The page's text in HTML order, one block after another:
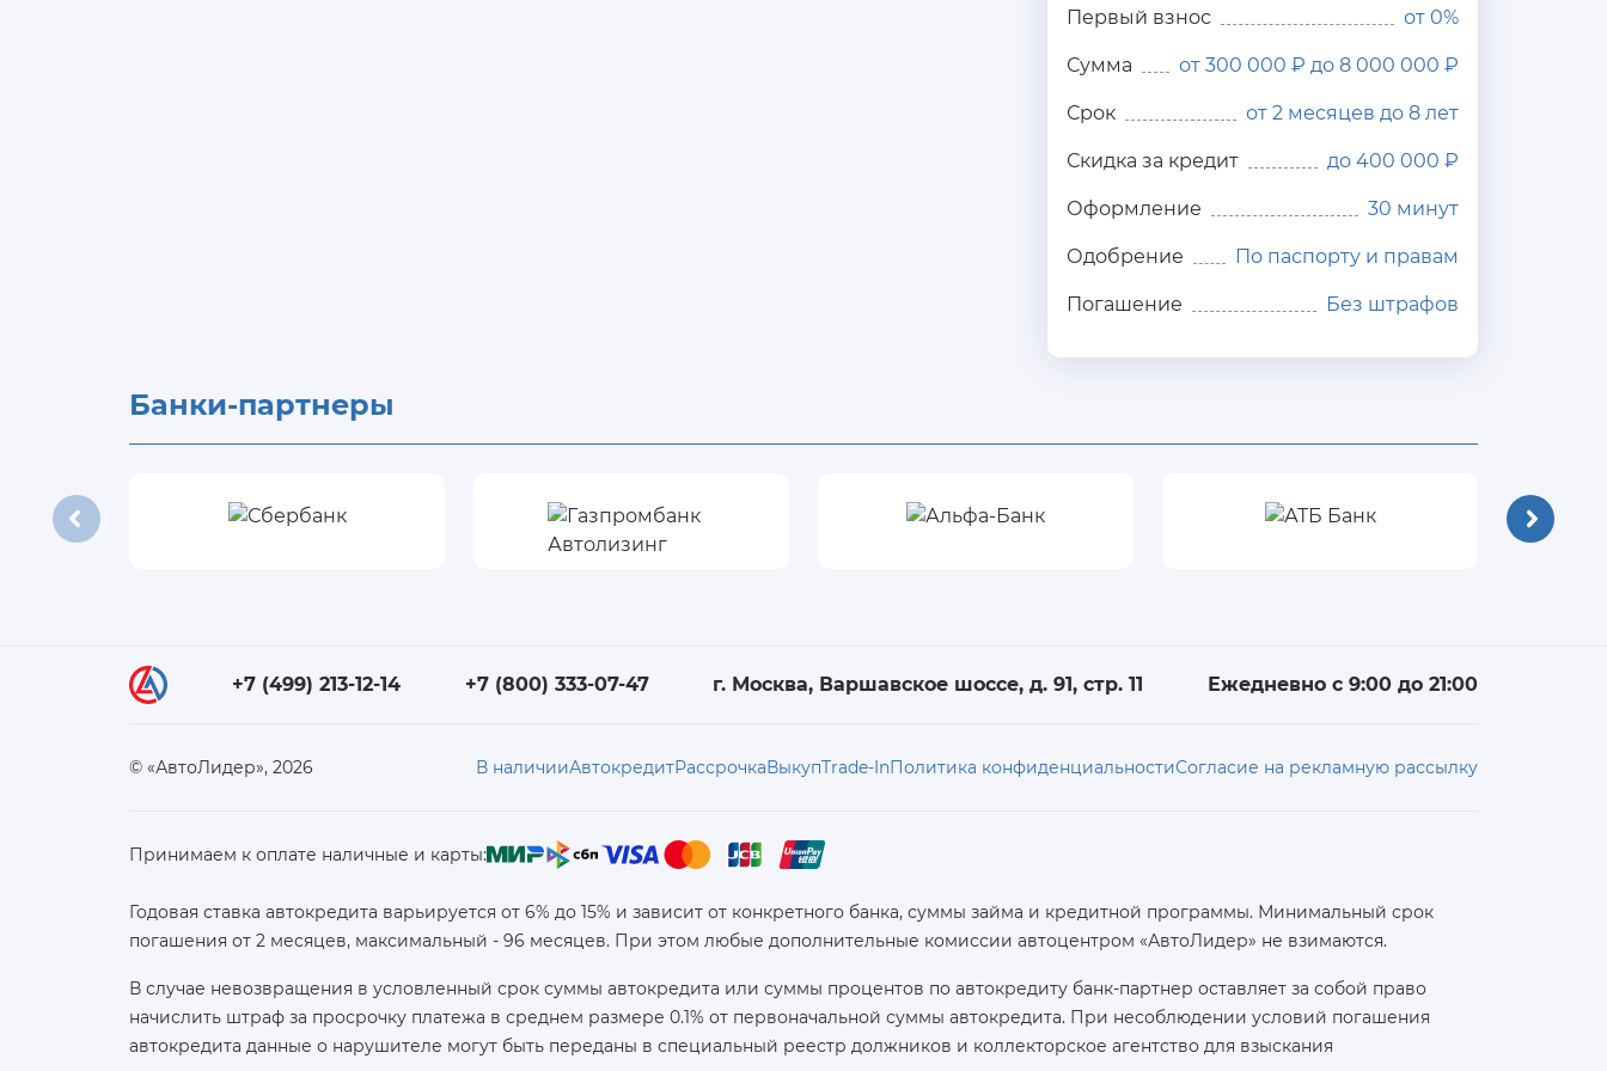
Первый взнос от 0%
Сумма от 300 000 ₽ до 8 000 000 ₽
Срок от 2 месяцев до 8 лет
Скидка за кредит до 400 000 ₽
Оформление 30 минут
Одобрение По паспорту и правам
Погашение Без штрафов
Банки-партнеры
+7 (499) 213-12-14 +7 (800) 333-07-47 г. Москва, Варшавское шоссе, д. 91, стр. 11 Ежедневно с 9:00 до 21:00
© «АвтоЛидер», 2026 В наличииАвтокредитРассрочкаВыкупTrade-InПолитика конфиденциальностиСогласие на рекламную рассылку
Принимаем к оплате наличные и карты:
Годовая ставка автокредита варьируется от 6% до 15% и зависит от конкретного банка, суммы займа и кредитной программы. Минимальный срок
погашения от 2 месяцев, максимальный - 96 месяцев. При этом любые дополнительные комиссии автоцентром «АвтоЛидер» не взимаются.
В случае невозвращения в условленный срок суммы автокредита или суммы процентов по автокредиту банк-партнер оставляет за собой право
начислить штраф за просрочку платежа в среднем размере 0.1% от первоначальной суммы автокредита. При несоблюдении условий погашения
автокредита данные о нарушителе могут быть переданы в специальный реестр должников и коллекторское агентство для взыскания